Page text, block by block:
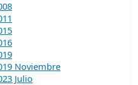
Noviembre
Julio